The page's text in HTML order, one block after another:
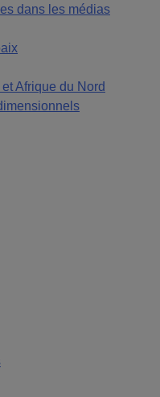
dans les médias
Afrique du Nord